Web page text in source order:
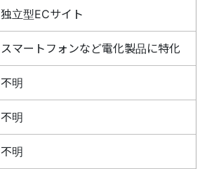
独立型ECサイト
スマートフォンなど電化製品に特化
不明
不明
不明